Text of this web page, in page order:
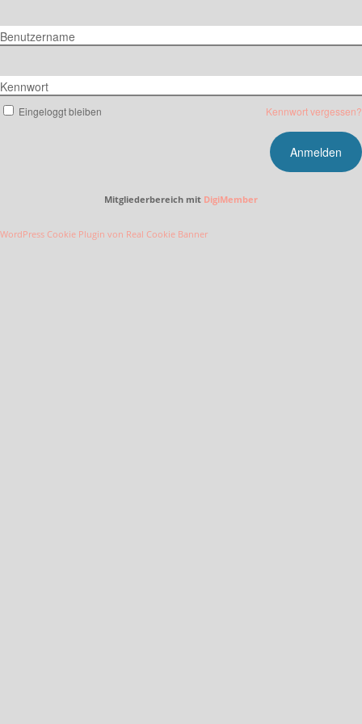
Benutzername
Kennwort
Eingeloggt bleiben Kennwort vergessen?
Mitgliederbereich mit DigiMember
WordPress Cookie Plugin von Real Cookie Banner